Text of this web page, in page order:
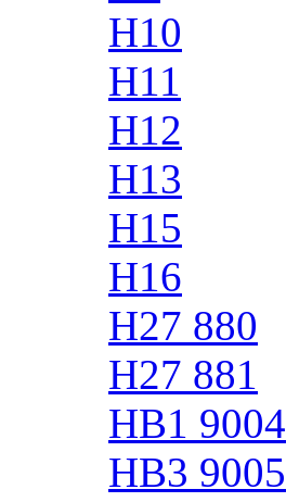
H10
H11
H12
H13
H15
H16
H27 880
H27 881
HB1 9004
HB3 9005